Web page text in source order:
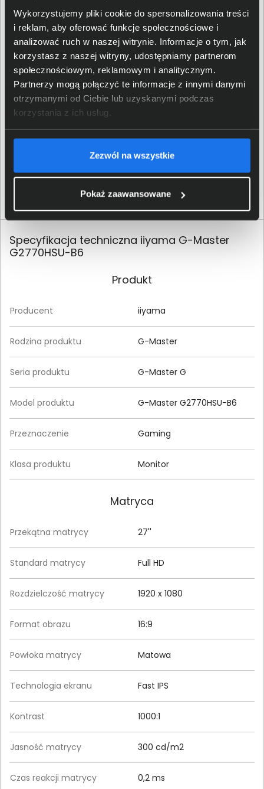
Wykorzystujemy pliki cookie do spersonalizowania treści
i reklam, aby oferować funkcje społecznościowe i
analizować ruch w naszej witrynie. Informacje o tym, jak
korzystasz z naszej witryny, udostępniamy partnerom
społecznościowym, reklamowym i analitycznym.
Partnerzy mogą połączyć te informacje z innymi danymi
otrzymanymi od Ciebie lub uzyskanymi podczas
korzystania z ich usług.
Zezwól na wszystkie
Pokaż zaawansowane
Black Tuner problem z dostrzeżeniem najdrobniejszych
szczegółów, przede wszystkim podczas ciemnych
scen, przestaje istnieć.
Specyfikacja techniczna iiyama G-Master
G2770HSU-B6
Produkt
Producent iiyama
Rodzina produktu G-Master
Seria produktu G-Master G
Model produktu G-Master G2770HSU-B6
Przeznaczenie Gaming
Klasa produktu Monitor
Matryca
Przekątna matrycy 27''
Standard matrycy Full HD
Rozdzielczość matrycy 1920 x 1080
Format obrazu 16:9
Powłoka matrycy Matowa
Technologia ekranu Fast IPS
Kontrast 1000:1
Jasność matrycy 300 cd/m2
Czas reakcji matrycy 0,2 ms